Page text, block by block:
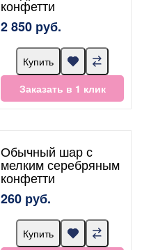
конфетти
2 850 руб.
Купить
Заказать в 1 клик
Обычный шар с
мелким серебряным
конфетти
260 руб.
Купить